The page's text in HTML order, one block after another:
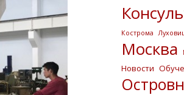
Кострома
Москва
Новости